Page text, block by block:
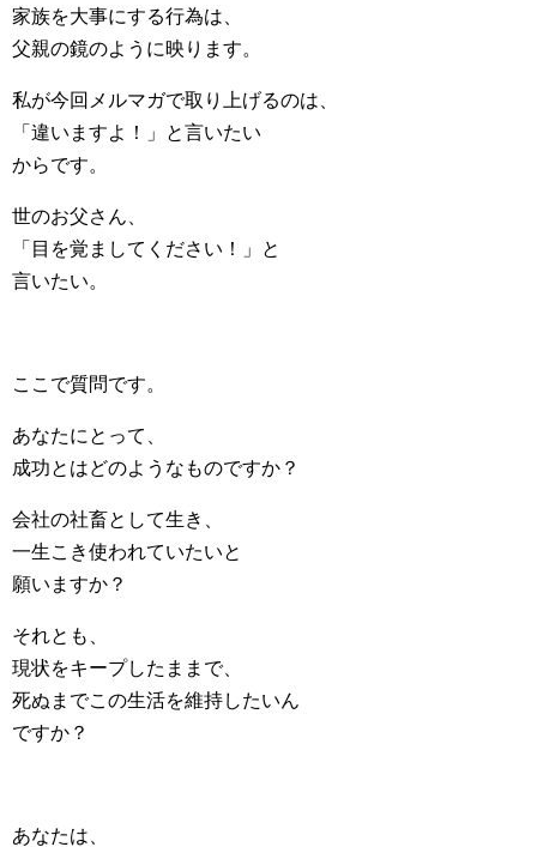
家族を大事にする行為は、
父親の鏡のように映ります。
私が今回メルマガで取り上げるのは、
「違いますよ！」と言いたい
からです。
世のお父さん、
「目を覚ましてください！」と
言いたい。
ここで質問です。
あなたにとって、
成功とはどのようなものですか？
会社の社畜として生き、
一生こき使われていたいと
願いますか？
それとも、
現状をキープしたままで、
死ぬまでこの生活を維持したいん
ですか？
あなたは、